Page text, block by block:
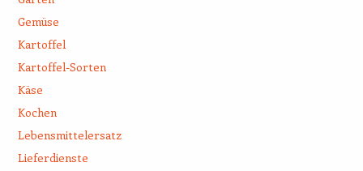
Gemüse
Kartoffel
Kartoffel-Sorten
Käse
Kochen
Lebensmittelersatz
Lieferdienste